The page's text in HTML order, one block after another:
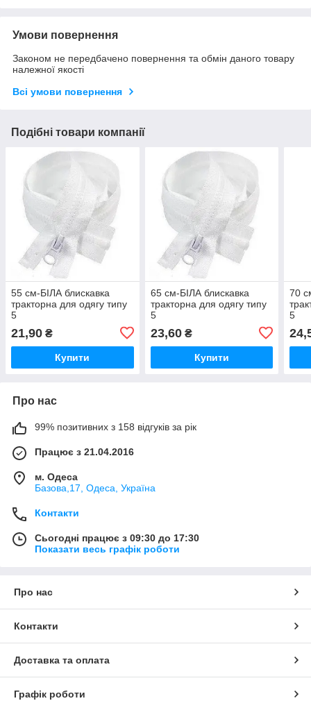
Умови повернення
Законом не передбачено повернення та обмін даного товару
належної якості
Всі умови повернення
Подібні товари компанії
55 см-БІЛА блискавка
тракторна для одягу типу
5
21,90 ₴
Купити
65 см-БІЛА блискавка
тракторна для одягу типу
5
23,60₴
Купити
70
5
Про нас
99% позитивних з 158 відгуків за рік
Працює з 21.04.2016
м. Одеса
Базова,17, Одеса, Україна
Контакти
Сьогодні працює з 09:30 до 17:30
Показати весь графік роботи
Про нас
Контакти
Доставка та оплата
Графік роботи